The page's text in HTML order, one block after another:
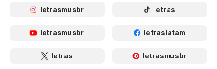
letrasmusbr letras
letrasmusbr letraslatam
letras letrasmusbr